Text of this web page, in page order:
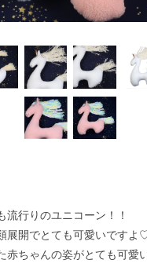
流行りのユニコーン！！
展開でとても可愛いですよ
赤ちゃんの姿がとても可愛